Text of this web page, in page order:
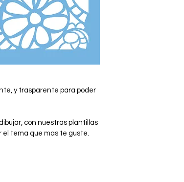
y trasparente para poder
con nuestras plantillas
tema que mas te guste.